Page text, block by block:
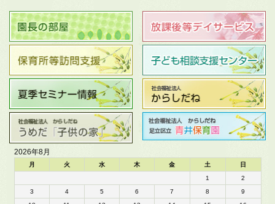
2026年8月
月 火 水 木 金 土 日
1
2
3
4 5 6 7 8
9